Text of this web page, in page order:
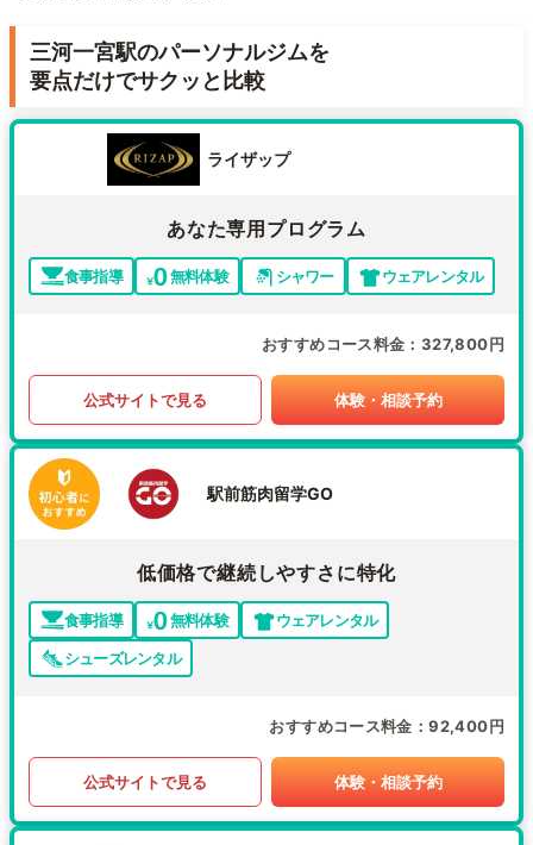
三河一宮駅のパーソナルジムを
要点だけでサクッと比較
ライザップ
あなた専用プログラム
食事指導 無料体験 シャワー ウェアレンタル
おすすめコース料金 327,800円
公式サイトで見る 体験・相談予約
駅前筋肉留学GO
低価格で継続しやすさに特化
食事指導 無料体験
ウェアレンタル
シューズレンタル
おすすめコース料金 92,400円
公式サイトで見る 体験・相談予約